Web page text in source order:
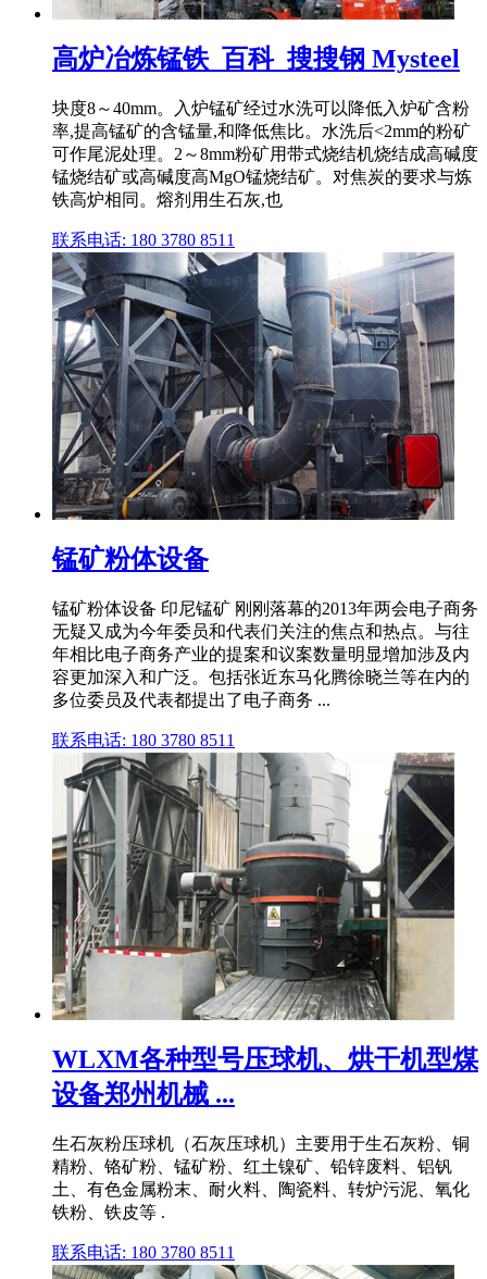
高炉冶炼锰铁_百科_搜搜钢 Mysteel
块度8～40mm。入炉锰矿经过水洗可以降低入炉矿含粉
率,提高锰矿的含锰量,和降低焦比。水洗后<2mm的粉矿
可作尾泥处理。2～8mm粉矿用带式烧结机烧结成高碱度
锰烧结矿或高碱度高MgO锰烧结矿。对焦炭的要求与炼
铁高炉相同。熔剂用生石灰,也
联系电话: 180 3780 8511
锰矿粉体设备
锰矿粉体设备 印尼锰矿 刚刚落幕的2013年两会电子商务
无疑又成为今年委员和代表们关注的焦点和热点。与往
年相比电子商务产业的提案和议案数量明显增加涉及内
容更加深入和广泛。包括张近东马化腾徐晓兰等在内的
多位委员及代表都提出了电子商务 ...
联系电话: 180 3780 8511
WLXM各种型号压球机、烘干机型煤
设备郑州机械 ...
生石灰粉压球机（石灰压球机）主要用于生石灰粉、铜
精粉、铬矿粉、锰矿粉、红土镍矿、铅锌废料、铝钒
土、有色金属粉末、耐火料、陶瓷料、转炉污泥、氧化
铁粉、铁皮等 .
联系电话: 180 3780 8511